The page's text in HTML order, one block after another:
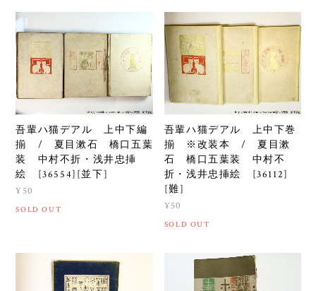
吾輩ハ猫デアル 上中下編
揃 / 夏目漱石 橋口五葉
装 中村不折・浅井忠挿
絵 [36554][並下]
¥50
SOLD OUT
吾輩ハ猫デアル 上中下巻
揃 ※改装本 / 夏目漱
石 橋口五葉装 中村不
折・浅井忠挿絵 [36112]
[難]
¥50
SOLD OUT